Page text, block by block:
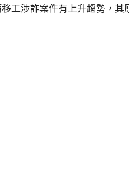
涉詐案件有上升趨勢，